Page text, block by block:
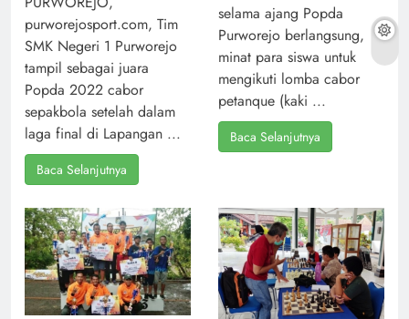
purworejosport.com, Tim
SMK Negeri 1 Purworejo
tampil sebagai juara
Popda 2022 cabor
sepakbola setelah dalam
laga final di Lapangan ...
Baca Selanjutnya
selama ajang Popda
Purworejo berlangsung,
minat para siswa untuk
mengikuti lomba cabor
petanque (kaki ...
Baca Selanjutnya